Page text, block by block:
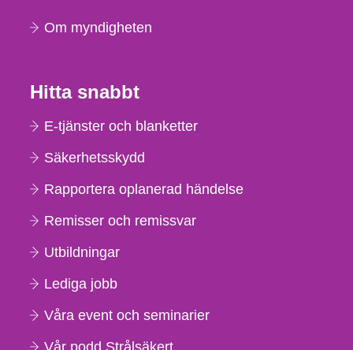
Om myndigheten
Hitta snabbt
E-tjänster och blanketter
Säkerhetsskydd
Rapportera oplanerad händelse
Remisser och remissvar
Utbildningar
Lediga jobb
Våra event och seminarier
Vår podd Strålsäkert